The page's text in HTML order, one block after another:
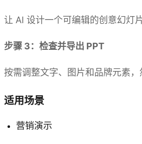
让 AI 设计一个可编辑的创意幻灯片
步骤 3：检查并导出 PPT
按需调整文字、图片和品牌元素，
适用场景
营销演示